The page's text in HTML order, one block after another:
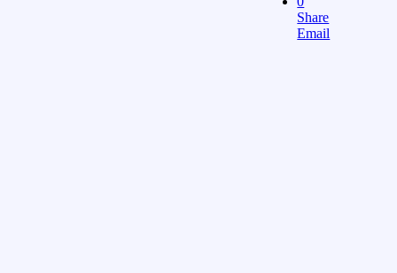
Share
Email